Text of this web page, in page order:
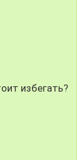
избегать?